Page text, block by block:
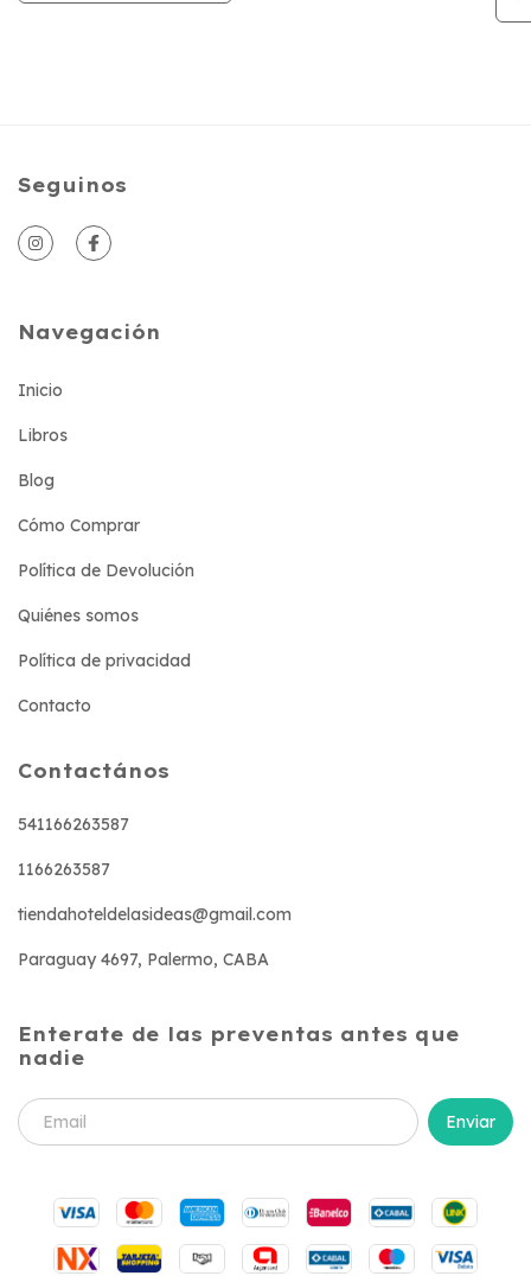
Seguinos
Navegación
Inicio
Libros
Blog
Cómo Comprar
Política de Devolución
Quiénes somos
Política de privacidad
Contacto
Contactános
541166263587
1166263587
tiendahoteldelasideas@gmail.com
Paraguay 4697, Palermo, CABA
Enterate de las preventas antes que
nadie